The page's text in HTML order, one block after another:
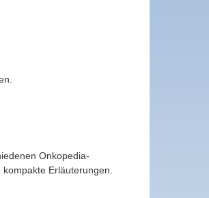
Onkopedia-
Erläuterungen.